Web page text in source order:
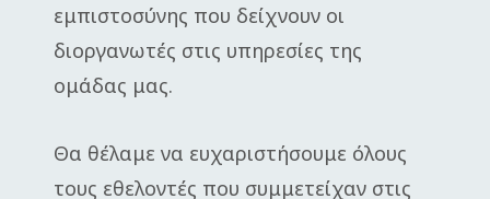
εμπιστοσύνης που δείχνουν οι
διοργανωτές στις υπηρεσίες της
ομάδας μας.
Θα θέλαμε να ευχαριστήσουμε όλους
τους εθελοντές που συμμετείχαν στις